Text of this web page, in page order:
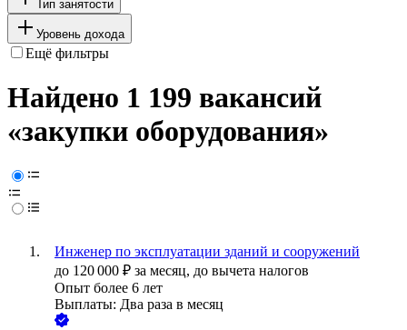
Тип занятости
Уровень дохода
Ещё фильтры
Найдено 1 199 вакансий
«закупки оборудования»
Инженер по эксплуатации зданий и сооружений
до 120 000 ₽ за месяц, до вычета налогов
Опыт более 6 лет
Выплаты: Два раза в месяц